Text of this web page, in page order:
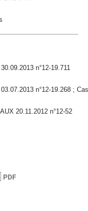
n°12-19.711
n°12-19.268 ;
20.11.2012 n°12-52